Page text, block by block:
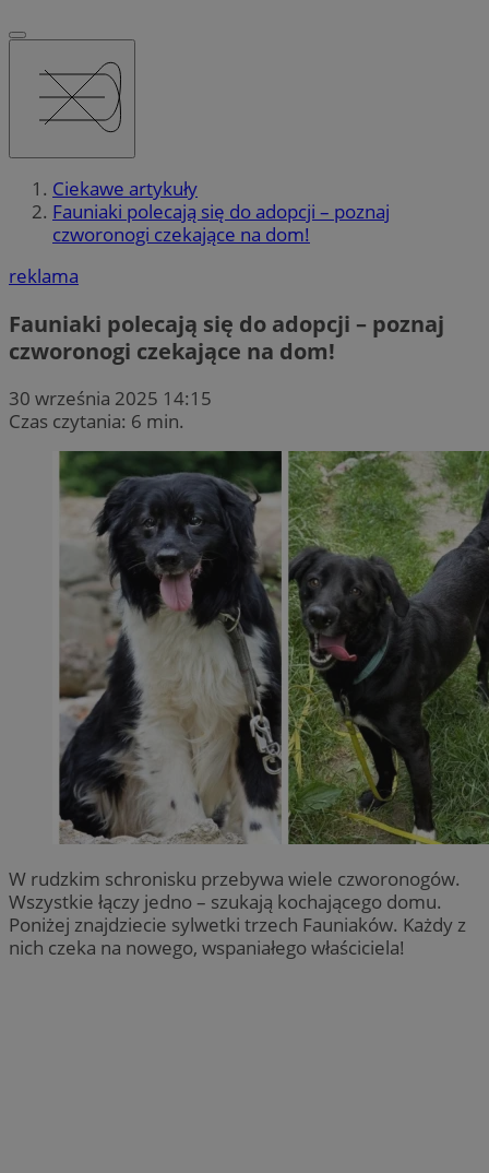
Ciekawe artykuły
Fauniaki polecają się do adopcji – poznaj
czworonogi czekające na dom!
reklama
Fauniaki polecają się do adopcji – poznaj
czworonogi czekające na dom!
30 września 2025 14:15
Czas czytania: 6 min.
W rudzkim schronisku przebywa wiele czworonogów.
Wszystkie łączy jedno – szukają kochającego domu.
Poniżej znajdziecie sylwetki trzech Fauniaków. Każdy z
nich czeka na nowego, wspaniałego właściciela!